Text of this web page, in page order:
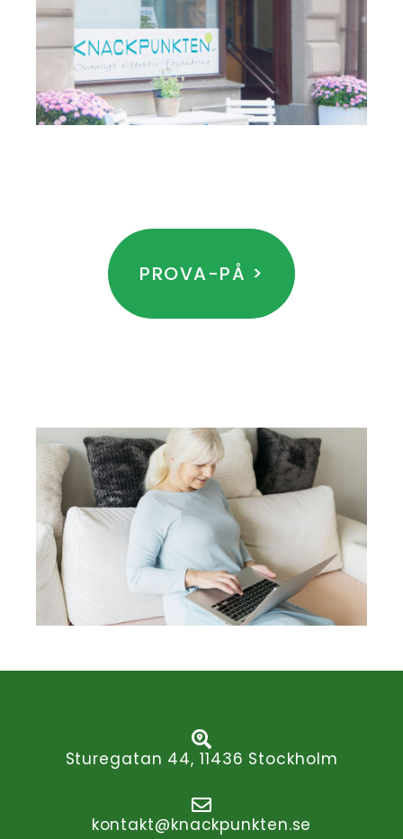
PROVA-PÅ >
Sturegatan 44, 11436 Stockholm
kontakt@knackpunkten.se